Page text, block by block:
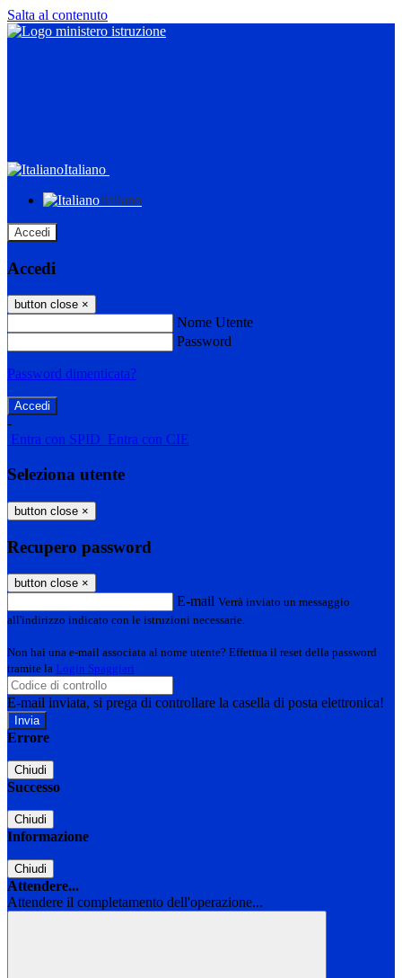
Salta al contenuto
Italiano
Italiano
Accedi
Accedi
button close ×
Nome Utente
Password
Password dimenticata?
-
Entra con SPID Entra con CIE
Seleziona utente
button close ×
Recupero password
button close ×
E-mail Verrà inviato un messaggio
all'indirizzo indicato con le istruzioni necessarie.
Non hai una e-mail associata al nome utente? Effettua il reset della password
tramite la Login Spaggiari
E-mail inviata, si prega di controllare la casella di posta elettronica!
Errore
Chiudi
Successo
Chiudi
Informazione
Chiudi
Attendere...
Attendere il completamento dell'operazione...